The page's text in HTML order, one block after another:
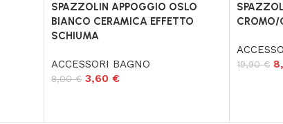
SPAZZOLIN APPOGGIO OSLO
BIANCO CERAMICA EFFETTO
SCHIUMA
ACCESSORI BAGNO
8,00€ 3,60 €
CROMO/
19,90€